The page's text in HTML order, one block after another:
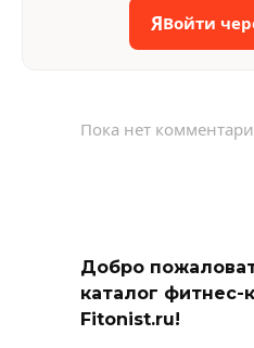
ЯВойти
Пока нет
Добро
каталог фитнес-
Fitonist.ru!